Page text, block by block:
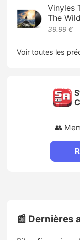
Vinyles
The
39.99 €
Voir toutes les
👥
📰 Dernières